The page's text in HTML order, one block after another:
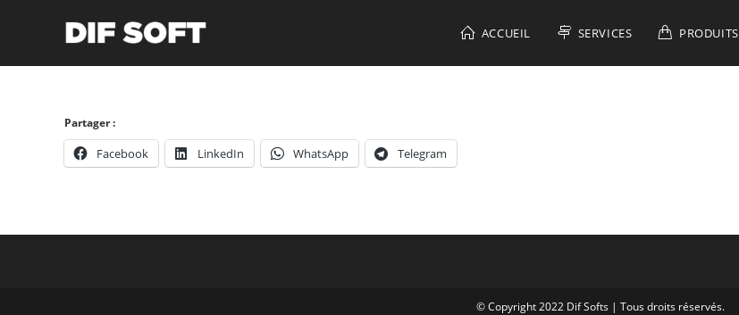
ACCUEIL SERVICES PRODUITS
Partager :
Facebook LinkedIn WhatsApp Telegram
© Copyright 2022 Dif Softs | Tous droits réservés.